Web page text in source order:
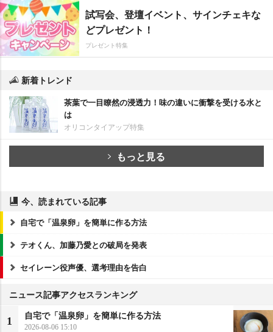
試写会、登壇イベント、サインチェキな
どプレゼント！
プレゼント特集
新着トレンド
茶葉で一目瞭然の浸透力！味の違いに衝撃を受ける水と
は
オリコンタイアップ特集
もっと見る
今、読まれている記事
自宅で「温泉卵」を簡単に作る方法
テオくん、加藤乃愛との破局を発表
セイレーン役声優、選考理由を告白
ニュース記事アクセスランキング
1
自宅で「温泉卵」を簡単に作る方法
2026-08-06 15:10